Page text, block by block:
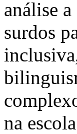
análise
surdos
na